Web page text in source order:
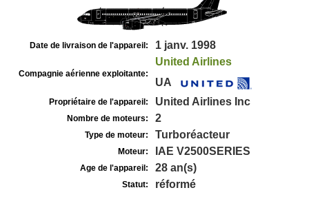
Date de livraison de l'appareil: 1 janv. 1998
Compagnie aérienne exploitante:
United Airlines
UA
Propriétaire de l'appareil: United Airlines Inc
Nombre de moteurs: 2
Type de moteur: Turboréacteur
Moteur: IAE V2500SERIES
Age de l'appareil: 28 an(s)
Statut: réformé